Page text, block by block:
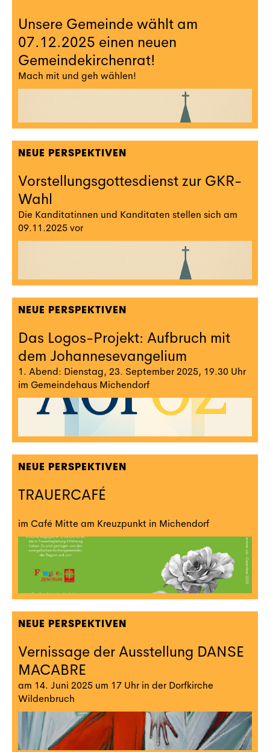
Unsere Gemeinde wählt am
07.12.2025 einen neuen
Gemeindekirchenrat!
Mach mit und geh wählen!
NEUE PERSPEKTIVEN
Vorstellungsgottesdienst zur GKR-
Wahl
Die Kanditatinnen und Kanditaten stellen sich am
09.11.2025 vor
NEUE PERSPEKTIVEN
Das Logos-Projekt: Aufbruch mit
dem Johannesevangelium
1. Abend: Dienstag, 23. September 2025, 19.30 Uhr
im Gemeindehaus Michendorf
NEUE PERSPEKTIVEN
TRAUERCAFÉ
im Café Mitte am Kreuzpunkt in Michendorf
NEUE PERSPEKTIVEN
Vernissage der Ausstellung DANSE
MACABRE
am 14. Juni 2025 um 17 Uhr in der Dorfkirche
Wildenbruch